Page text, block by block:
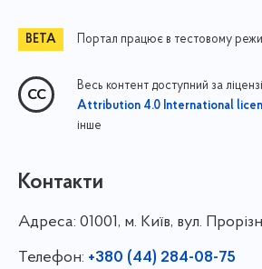
Портал працює в тестовому
Весь контент доступний за
Attribution 4.0 International
інше
Контакти
Адреса: 01001, м. Київ, вул.
Телефон: +380 (44) 284-08-75